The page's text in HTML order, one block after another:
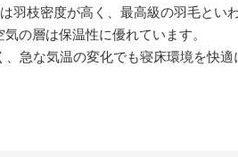
羽枝密度が高く、最高級の羽毛と
の層は保温性に優れています。
急な気温の変化でも寝床環境を快